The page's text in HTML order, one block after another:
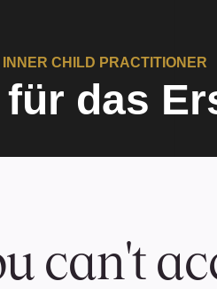
INNER CHILD PRACTITIONER
das